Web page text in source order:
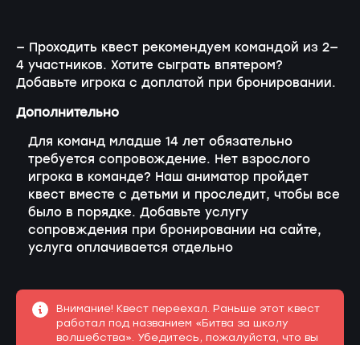
— Проходить квест рекомендуем командой из 2—
4 участников. Хотите сыграть впятером?
Добавьте игрока с доплатой при бронировании.
Дополнительно
Для команд младше 14 лет обязательно
требуется сопровождение. Нет взрослого
игрока в команде? Наш аниматор пройдет
квест вместе с детьми и проследит, чтобы все
было в порядке. Добавьте услугу
сопровждения при бронировании на сайте,
услуга оплачивается отдельно
Внимание! Квест переехал. Раньше этот квест
работал под названием «Битва за школу
волшебства». Убедитесь, пожалуйста, что вы